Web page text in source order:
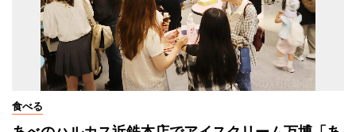
食べる